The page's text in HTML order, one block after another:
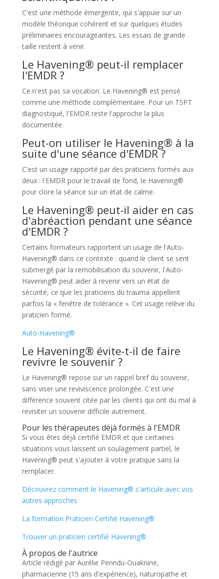
C'est une méthode émergente, qui s'appuie sur un
modèle théorique cohérent et sur quelques études
préliminaires encourageantes. Les essais de grande
taille restent à venir.
Le Havening® peut-il remplacer
l'EMDR ?
Ce n'est pas sa vocation. Le Havening® est pensé
comme une méthode complémentaire. Pour un TSPT
diagnostiqué, l'EMDR reste l'approche la plus
documentée.
Peut-on utiliser le Havening® à la
suite d'une séance d'EMDR ?
C'est un usage rapporté par des praticiens formés aux
deux : l'EMDR pour le travail de fond, le Havening®
pour clore la séance sur un état de calme.
Le Havening® peut-il aider en cas
d'abréaction pendant une séance
d'EMDR ?
Certains formateurs rapportent un usage de l'Auto-
Havening® dans ce contexte : quand le client se sent
submergé par la remobilisation du souvenir, l'Auto-
Havening® peut aider à revenir vers un état de
sécurité, ce que les praticiens du trauma appellent
parfois la « fenêtre de tolérance ». Cet usage relève du
praticien formé.
Auto-Havening®
Le Havening® évite-t-il de faire
revivre le souvenir ?
Le Havening® repose sur un rappel bref du souvenir,
sans viser une reviviscence prolongée. C'est une
différence souvent citée par les clients qui ont du mal à
revisiter un souvenir difficile autrement.
Pour les thérapeutes déjà formés à l'EMDR
Si vous êtes déjà certifié EMDR et que certaines
situations vous laissent un soulagement partiel, le
Havening® peut s'ajouter à votre pratique sans la
remplacer.
Découvrez comment le Havening® s'articule avec vos
autres approches
La formation Praticien Certifié Havening®
Trouver un praticien certifié Havening®
À propos de l'autrice
Article rédigé par Aurélie Penndu-Ouaknine,
pharmacienne (15 ans d'expérience), naturopathe et